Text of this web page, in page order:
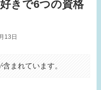
きで6つの資格
13日
まれています。